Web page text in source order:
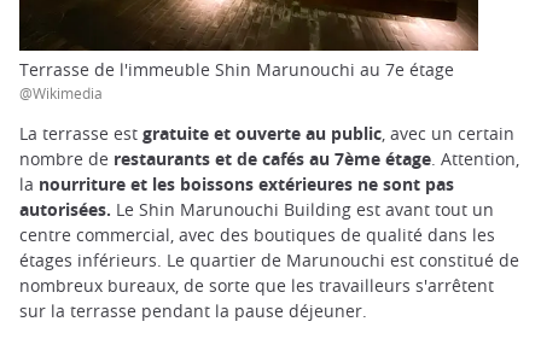
Terrasse de l'immeuble Shin Marunouchi au 7e étage
@Wikimedia
La terrasse est gratuite et ouverte au public , avec un certain
nombre de restaurants et de cafés au 7ème étage . Attention,
la nourriture et les boissons extérieures ne sont pas
autorisées. Le Shin Marunouchi Building est avant tout un
centre commercial, avec des boutiques de qualité dans les
étages inférieurs. Le quartier de Marunouchi est constitué de
nombreux bureaux, de sorte que les travailleurs s'arrêtent
sur la terrasse pendant la pause déjeuner.